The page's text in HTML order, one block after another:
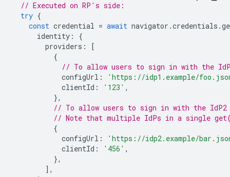
// Executed on RP's side:
try {
const credential = await navigator .credentials .
identity :
{
providers :
[
{
// To allow users to sign in with the
configUrl :
'https://idp1.example/
clientId : '123' ,
},
// To allow users to sign in with the IdP2
// Note that multiple IdPs in a single get()
{
configUrl :
'https://idp2.example/
clientId : '456' ,
},
],